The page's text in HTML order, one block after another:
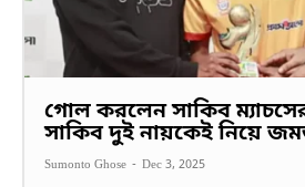
গোল করলেন সাকিব
সাকিব দুই নায়কেই নিয়ে
Sumonto Ghose - Dec 3, 2025